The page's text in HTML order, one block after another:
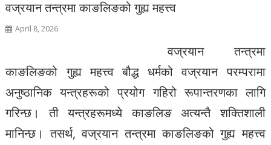
वज्रयान तन्त्रमा काङलिङको गुह्य महत्त्व
April 8, 2026
वज्रयान तन्त्रमा
काङलिङको गुह्य महत्त्व बौद्ध धर्मको वज्रयान परम्परामा
अनुष्ठानिक यन्त्रहरूको प्रयोग गहिरो रूपान्तरणका लागि
गरिन्छ। ती यन्त्रहरूमध्ये काङलिङ अत्यन्तै शक्तिशाली
मानिन्छ। तसर्थ, वज्रयान तन्त्रमा काङलिङको गुह्य महत्त्व